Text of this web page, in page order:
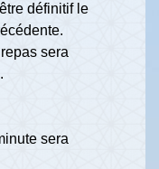
définitif le
sera
sera